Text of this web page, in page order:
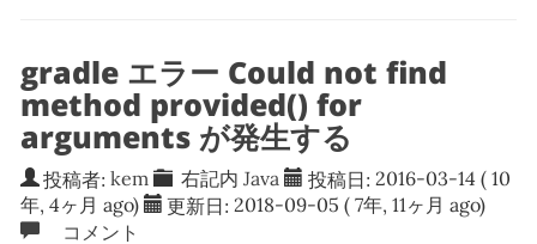
gradle エラー Could not find
method provided() for
arguments が発生する
投稿者: kem 右記内Java 投稿日: 2016-03-14( 10
年, 4ヶ月 ago)
更新日: 2018-09-05 ( 7年, 11ヶ月 ago)
コメント